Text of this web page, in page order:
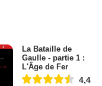
La Bataille de
Gaulle - partie 1 :
L'Âge de Fer
4,4